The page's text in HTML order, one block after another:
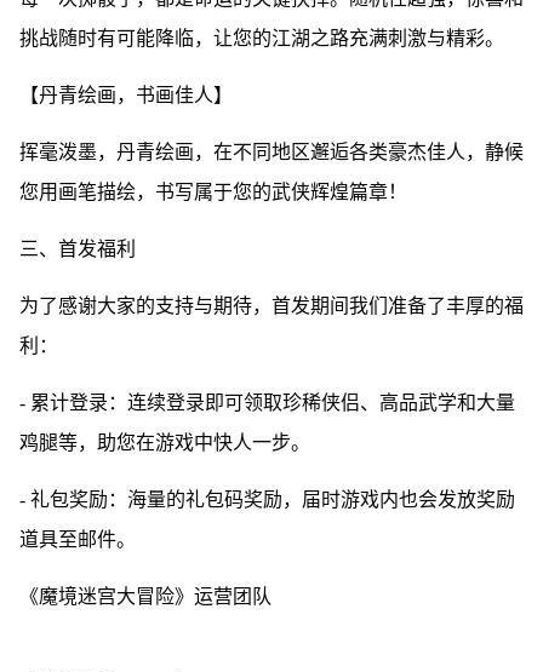
挑战随时有可能降临，让您的江湖之路充满刺激与精彩。
【丹青绘画，书画佳人】
挥毫泼墨，丹青绘画，在不同地区邂逅各类豪杰佳人，静候
您用画笔描绘，书写属于您的武侠辉煌篇章！
三、首发福利
为了感谢大家的支持与期待，首发期间我们准备了丰厚的福
利：
- 累计登录：连续登录即可领取珍稀侠侣、高品武学和大量
鸡腿等，助您在游戏中快人一步。
- 礼包奖励：海量的礼包码奖励，届时游戏内也会发放奖励
道具至邮件。
《魔境迷宫大冒险》运营团队